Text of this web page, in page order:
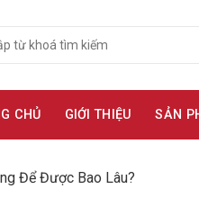
CHỦ GIỚI THIỆU SẢN
Để Được Bao Lâu?